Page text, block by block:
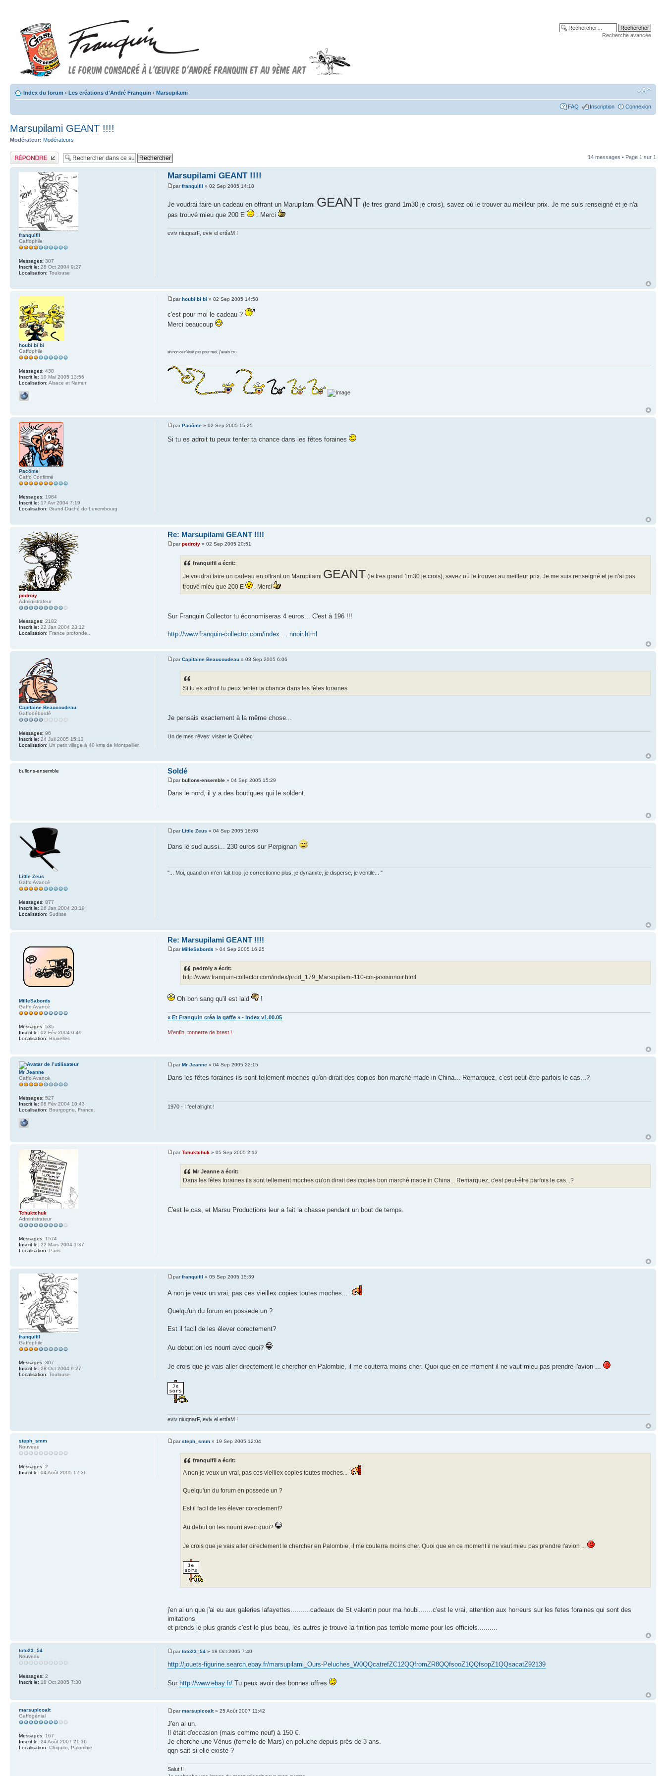
Recherche avancée
Index du forum ‹ Les créations d'André Franquin ‹ Marsupilami
FAQ Inscription Connexion
Marsupilami GEANT !!!!
Modérateur: Modérateurs
Publier une réponse 14 messages • Page 1 sur 1
Marsupilami GEANT !!!!
parfranquifil » 02 Sep 2005 14:18
Je voudrai faire un cadeau en offrant un Marupilami GEANT (le tres grand 1m30 je crois), savez où le trouver au meilleur prix. Je me suis renseigné et je n'ai
pas trouvé mieu que 200 E
. Merci
eviv niuqnarF, eviv el ertîaM !
franquifil
Gaffophile
Messages: 307
Inscrit le: 28 Oct 2004 9:27
Localisation: Toulouse
parhoubi bi bi » 02 Sep 2005 14:58
c'est pour moi le cadeau ?
Merci beaucoup
ah non ce n'était pas pour moi, j'avais cru
houbi bi bi
Gaffophile
Messages: 438
Inscrit le: 10 Mai 2005 13:56
Localisation: Alsace et Namur
parPacôme » 02 Sep 2005 15:25
Si tu es adroit tu peux tenter ta chance dans les fêtes foraines
Pacôme
Gaffo Confirmé
Messages: 1984
Inscrit le: 17 Avr 2004 7:19
Localisation: Grand-Duché de Luxembourg
Re: Marsupilami GEANT !!!!
parpedroiy » 02 Sep 2005 20:51
franquifil a écrit:
Je voudrai faire un cadeau en offrant un Marupilami GEANT (le tres grand 1m30 je crois), savez où le trouver au meilleur prix. Je me suis renseigné et je n'ai pas
trouvé mieu que 200 E
. Merci
Sur Franquin Collector tu économiseras 4 euros... C'est à 196 !!!
http://www.franquin-collector.com/index ... nnoir.html
pedroiy
Administrateur
Messages: 2182
Inscrit le: 22 Jan 2004 23:12
Localisation: France profonde...
parCapitaine Beaucoudeau » 03 Sep 2005 6:06
Si tu es adroit tu peux tenter ta chance dans les fêtes foraines
Je pensais exactement à la même chose...
Un de mes rêves: visiter le Québec
Capitaine Beaucoudeau
Gaffodébordé
Messages: 96
Inscrit le: 24 Juil 2005 15:13
Localisation: Un petit village à 40 kms de Montpellier.
Soldé
parbullons-ensemble » 04 Sep 2005 15:29
Dans le nord, il y a des boutiques qui le soldent.
bullons-ensemble
parLittle Zeus » 04 Sep 2005 16:08
Dans le sud aussi... 230 euros sur Perpignan
"... Moi, quand on m'en fait trop, je correctionne plus, je dynamite, je disperse, je ventile... "
Little Zeus
Gaffo Avancé
Messages: 877
Inscrit le: 26 Jan 2004 20:19
Localisation: Sudiste
Re: Marsupilami GEANT !!!!
parMilleSabords » 04 Sep 2005 16:25
pedroiy a écrit:
http://www.franquin-collector.com/index/prod_179_Marsupilami-110-cm-jasminnoir.html
Oh bon sang qu'il est laid !
« Et Franquin créa la gaffe » -Index v1.00.05
M'enfin, tonnerre de brest !
MilleSabords
Gaffo Avancé
Messages: 535
Inscrit le: 02 Fév 2004 0:49
Localisation: Bruxelles
parMr Jeanne » 04 Sep 2005 22:15
Dans les fêtes foraines ils sont tellement moches qu'on dirait des copies bon marché made in China... Remarquez, c'est peut-être parfois le cas...?
1970 - I feel alright !
Mr Jeanne
Gaffo Avancé
Messages: 527
Inscrit le: 08 Fév 2004 10:43
Localisation: Bourgogne, France.
parTchuktchuk » 05 Sep 2005 2:13
Mr Jeanne a écrit:
Dans les fêtes foraines ils sont tellement moches qu'on dirait des copies bon marché made in China... Remarquez, c'est peut-être parfois le cas...?
C'est le cas, et Marsu Productions leur a fait la chasse pendant un bout de temps.
Tchuktchuk
Administrateur
Messages: 1574
Inscrit le: 22 Mars 2004 1:37
Localisation: Paris
parfranquifil » 05 Sep 2005 15:39
A non je veux un vrai, pas ces vieillex copies toutes moches...
Quelqu'un du forum en possede un ?
Est il facil de les élever corectement?
Au debut on les nourri avec quoi?
Je crois que je vais aller directement le chercher en Palombie, il me couterra moins cher. Quoi que en ce moment il ne vaut mieu pas prendre l'avion ...
eviv niuqnarF, eviv el ertîaM !
franquifil
Gaffophile
Messages: 307
Inscrit le: 28 Oct 2004 9:27
Localisation: Toulouse
parsteph_smm » 19 Sep 2005 12:04
franquifil a écrit:
A non je veux un vrai, pas ces vieillex copies toutes moches...
Quelqu'un du forum en possede un ?
Est il facil de les élever corectement?
Au debut on les nourri avec quoi?
Je crois que je vais aller directement le chercher en Palombie, il me couterra moins cher. Quoi que en ce moment il ne vaut mieu pas prendre l'avion ...
j'en ai un que j'ai eu aux galeries lafayettes..........cadeaux de St valentin pour ma houbi.......c'est le vrai, attention aux horreurs sur les fetes foraines qui sont des
imitations
et prends le plus grands c'est le plus beau, les autres je trouve la finition pas terrible meme pour les officiels..........
steph_smm
Nouveau
Messages: 2
Inscrit le: 04 Août 2005 12:36
partoto23_54 » 18 Oct 2005 7:40
http://jouets-figurine.search.ebay.fr/marsupilami_Ours-Peluches_W0QQcatrefZC12QQfromZR8QQfsooZ1QQfsopZ1QQsacatZ92139
Sur http://www.ebay.fr/ Tu peux avoir des bonnes offres
toto23_54
Nouveau
Messages: 2
Inscrit le: 18 Oct 2005 7:30
parmarsupicoalt» 25 Août 2007 11:42
J'en ai un.
Il était d'occasion (mais comme neuf) à 150 €.
Je cherche une Vénus (femelle de Mars) en peluche depuis près de 3 ans.
qqn sait si elle existe ?
Salut !!
marsupicoalt
Gaffogénial
Messages: 167
Inscrit le: 24 Août 2007 21:16
Localisation: Chiquito, Palombie